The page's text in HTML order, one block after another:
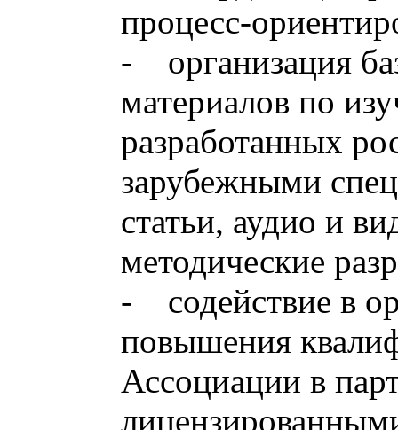
процесс-
- организация
материалов по
разработанных
зарубежными
статьи, аудио и
методические
- содействие в
повышения
Ассоциации в